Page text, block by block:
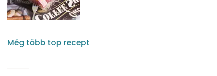
Még több top recept